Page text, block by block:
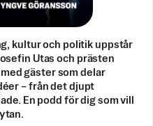
kultur och politik uppstår
Utas och prästen
gäster som delar
– från det djupt
En podd för dig som vill